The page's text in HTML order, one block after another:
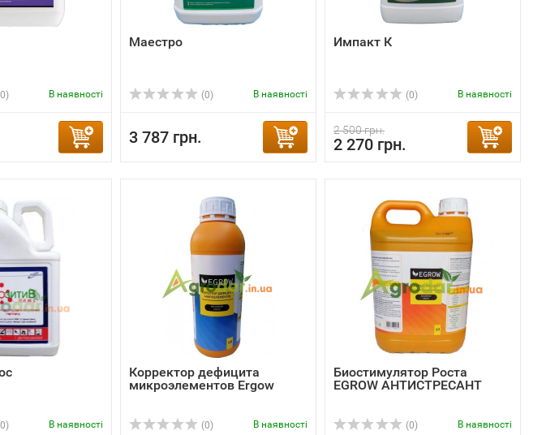
В наявності
Маестро
(0) В наявності
3 787 грн.
Импакт К
(0) В наявності
2 500 грн.
2 270 грн.
В наявності
Корректор дефицита
микроэлементов Ergow
(0) В наявності
Биостимулятор Роста
EGROW АНТИСТРЕСАНТ
(0) В наявності